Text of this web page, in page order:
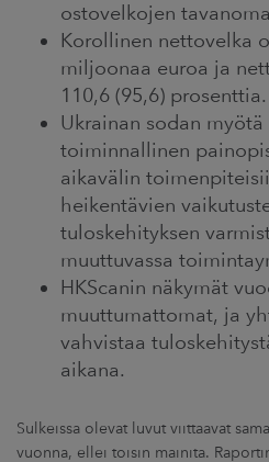
ostovelkojen
Korollinen nettovelka
miljoonaa euroa ja
110,6 (95,6) prosenttia.
Ukrainan sodan myötä
toiminnallinen
aikavälin
heikentävien
tuloskehityksen
muuttuvassa
HKScanin näkymät
muuttumattomat, ja
vahvistaa
aikana.
Sulkeissa olevat luvut viittaavat
vuonna, ellei toisin mainita.